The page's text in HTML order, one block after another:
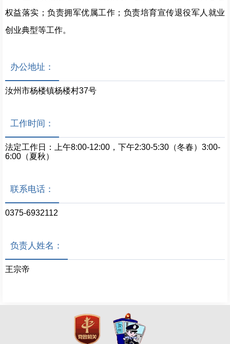
权益落实；负责拥军优属工作；负责培育宣传退役军人就业
创业典型等工作。
办公地址：
汝州市杨楼镇杨楼村37号
工作时间：
法定工作日：上午8:00-12:00，下午2:30-5:30（冬春）3:00-
6:00（夏秋）
联系电话：
0375-6932112
负责人姓名：
王宗帝